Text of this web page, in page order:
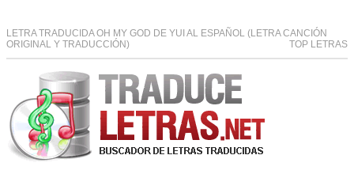
LETRA TRADUCIDA OH MY GOD DE YUI AL ESPAÑOL (LETRA CANCIÓN
ORIGINAL Y TRADUCCIÓN)
TOP LETRAS